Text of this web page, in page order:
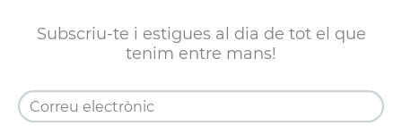
Subscriu-te i estigues al dia de tot el que
tenim entre mans!